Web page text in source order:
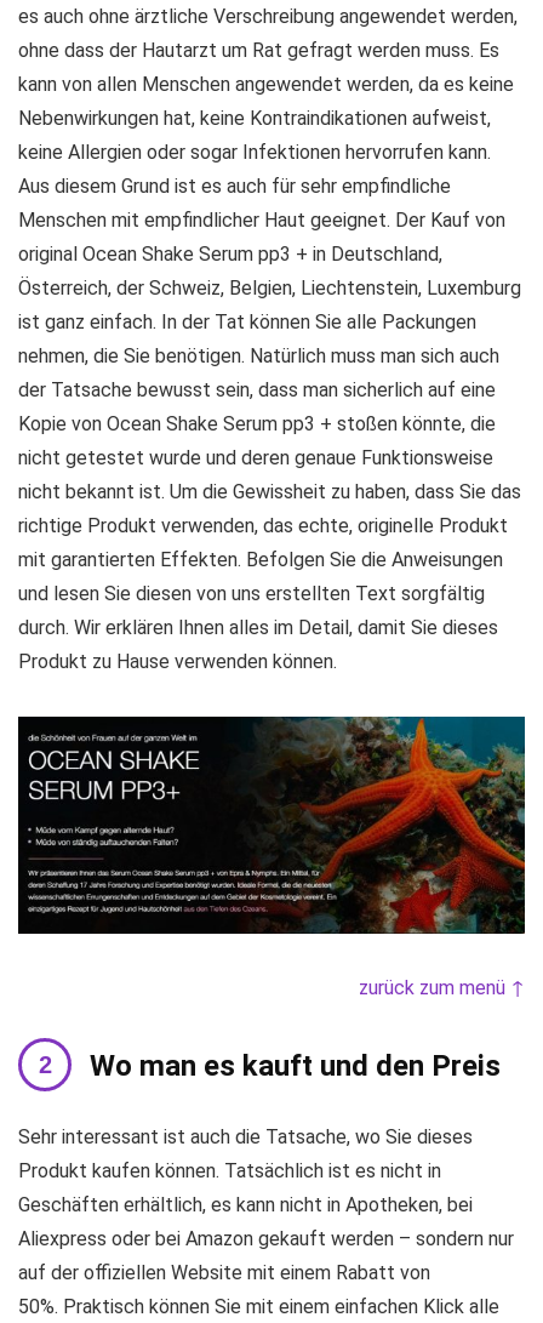
es auch ohne ärztliche Verschreibung angewendet werden,
ohne dass der Hautarzt um Rat gefragt werden muss. Es
kann von allen Menschen angewendet werden, da es keine
Nebenwirkungen hat, keine Kontraindikationen aufweist,
keine Allergien oder sogar Infektionen hervorrufen kann.
Aus diesem Grund ist es auch für sehr empfindliche
Menschen mit empfindlicher Haut geeignet. Der Kauf von
original Ocean Shake Serum pp3 + in Deutschland,
Österreich, der Schweiz, Belgien, Liechtenstein, Luxemburg
ist ganz einfach. In der Tat können Sie alle Packungen
nehmen, die Sie benötigen. Natürlich muss man sich auch
der Tatsache bewusst sein, dass man sicherlich auf eine
Kopie von Ocean Shake Serum pp3 + stoßen könnte, die
nicht getestet wurde und deren genaue Funktionsweise
nicht bekannt ist. Um die Gewissheit zu haben, dass Sie das
richtige Produkt verwenden, das echte, originelle Produkt
mit garantierten Effekten. Befolgen Sie die Anweisungen
und lesen Sie diesen von uns erstellten Text sorgfältig
durch. Wir erklären Ihnen alles im Detail, damit Sie dieses
Produkt zu Hause verwenden können.
zurück zum menü ↑
Wo man es kauft und den Preis
Sehr interessant ist auch die Tatsache, wo Sie dieses
Produkt kaufen können. Tatsächlich ist es nicht in
Geschäften erhältlich, es kann nicht in Apotheken, bei
Aliexpress oder bei Amazon gekauft werden – sondern nur
auf der offiziellen Website mit einem Rabatt von
50%. Praktisch können Sie mit einem einfachen Klick alle